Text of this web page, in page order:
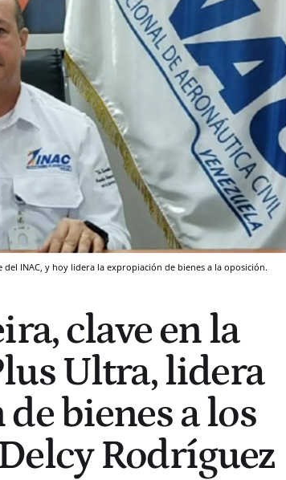
INAC, y hoy lidera la expropiación de bienes a la oposición.
clave en la
Ultra, lidera
bienes a los
Rodríguez